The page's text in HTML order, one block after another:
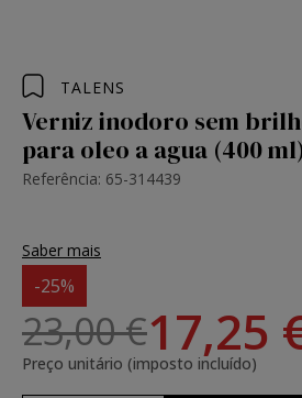
TALENS
Verniz inodoro sem
para oleo a agua (400 ml)
Referência: 65-314439
Saber mais
-25%
23,00 €17,25
Preço unitário (imposto incluído)